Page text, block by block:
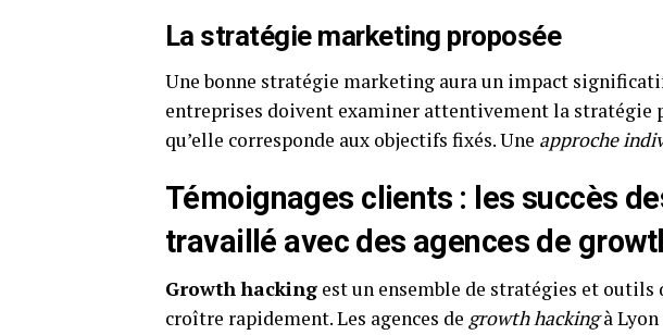
La stratégie marketing proposée
Une bonne stratégie marketing aura un impact
entreprises doivent examiner attentivement la stratégie
qu’elle corresponde aux objectifs fixés. Une approche
Témoignages clients : les succès
travaillé avec des agences de
Growth hacking est un ensemble de stratégies et
croître rapidement. Les agences de growth hackingà